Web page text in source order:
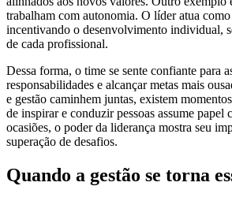
trabalham com autonomia. O líder atua
incentivando o desenvolvimento individual,
de cada profissional.
Dessa forma, o time se sente confiante para
responsabilidades e alcançar metas mais
e gestão caminhem juntas, existem
de inspirar e conduzir pessoas assume papel
ocasiões, o poder da liderança mostra seu
superação de desafios.
Quando a gestão se torna